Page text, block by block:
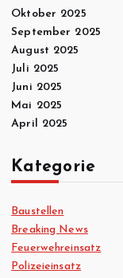
Oktober 2025
September 2025
August 2025
Juli 2025
Juni 2025
Mai 2025
April 2025
Kategorie
Baustellen
Breaking News
Feuerwehreinsatz
Polizeieinsatz